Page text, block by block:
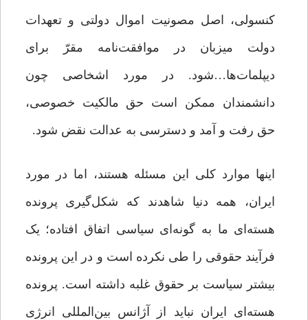
کنسولی، اصل مصونیت اموال دولتی و تعهدات
دولت میزبان در موافقت‌نامه مقرّ برای
دیپلمات‌ها…شود. در مورد اشخاصی چون
دانشمندان ممکن است حق مالکیت خصوصی،
حق رفت و آمد و دسترسی به عدالت نقض شود.
اینها موارد کلی این مسئله هستند، اما در مورد
ایران، همه دنیا شاهدند که شکل‌گیری پرونده
هسته‌ای ما به گونه‌ای سیاسی اتفاق افتاده؛ یک
فرآیند حقوقی را طی نکرده است و در این پرونده
بیشتر سیاست بر حقوق غلبه داشته است. پرونده
هسته‌ای ایران نباید از آژانس بین‌المللی انرژی